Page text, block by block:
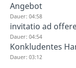
Angebot
Dauer: 04:58
invitatio ad
Dauer: 04:54
Konkludentes
Dauer: 03:12